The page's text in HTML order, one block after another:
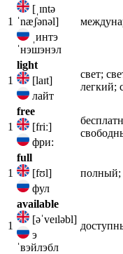
1
[ˌɪntə
ˈnæʃənəl]
ˌинтэ
ˈнэшэнэл
1
light
[laɪt]
лайт
свет;
легкий;
1
free
[friː]
фри:
1
full
[fʊl]
фул
полный;
1
available
[əˈveɪləbl]
э
ˈвэйлэбл